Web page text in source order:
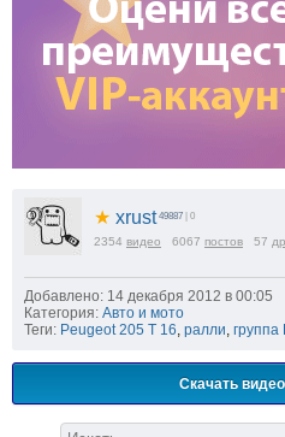
★ xrust 49887 | 0
2354 видео 6067 постов 57
Добавлено: 14 декабря 2012 в 00:05
Категория: Авто и мото
Теги: Peugeot 205 T 16 ралли группа
Скачать